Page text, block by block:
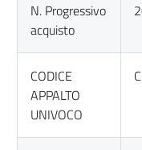
N. Progressivo
acquisto
CODICE
APPALTO
UNIVOCO